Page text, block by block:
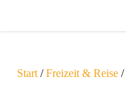
Start /Freizeit & Reise /